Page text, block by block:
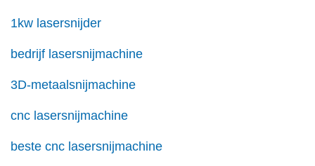
1kw lasersnijder
bedrijf lasersnijmachine
3D-metaalsnijmachine
cnc lasersnijmachine
beste cnc lasersnijmachine